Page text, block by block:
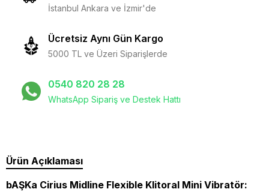
İstanbul Ankara ve İzmir'de
Ücretsiz Aynı Gün Kargo
5000 TL ve Üzeri Siparişlerde
0540 820 28 28
WhatsApp Sipariş ve Destek Hattı
Ürün Açıklaması
bAŞKa Cirius Midline Flexible Klitoral Mini Vibratör: